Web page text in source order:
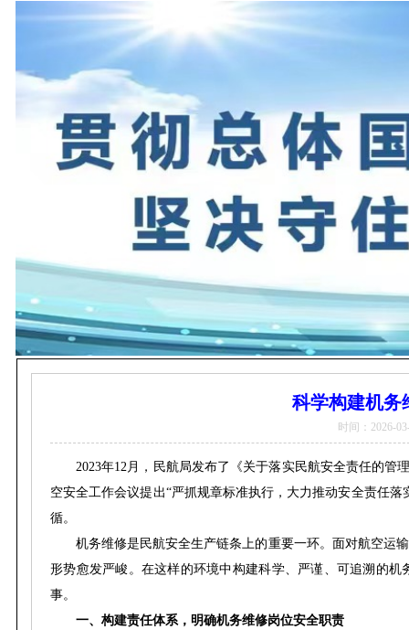
科学构建机务
时间：2026-
2023年12月，民航局发布了《关于落实民航安全责任的管
空安全工作会议提出“严抓规章标准执行，大力推动安全责任
循。
机务维修是民航安全生产链条上的重要一环。面对航空运
形势愈发严峻。在这样的环境中构建科学、严谨、可追溯的
事。
一、构建责任体系，明确机务维修岗位安全职责